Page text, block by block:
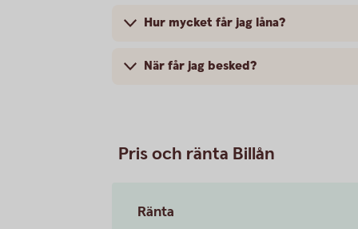
Hur mycket får jag låna?
När får jag besked?
Pris och ränta Billån
Ränta